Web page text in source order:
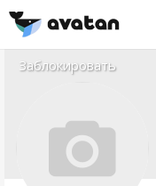
Заблокировать